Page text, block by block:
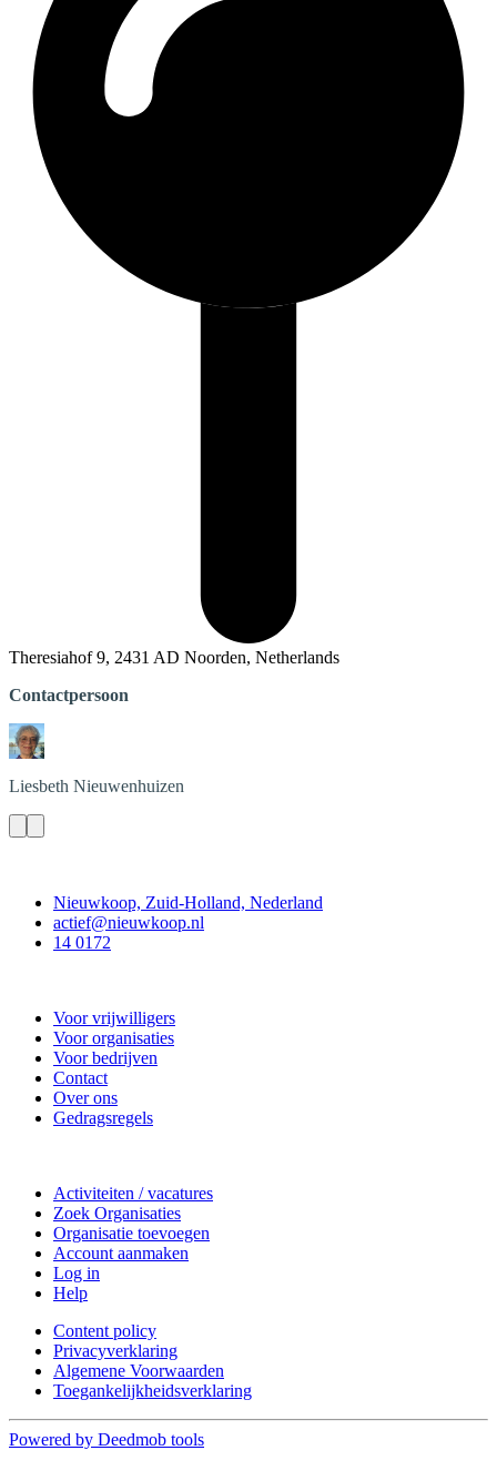
Theresiahof 9, 2431 AD Noorden, Netherlands
Contactpersoon
Liesbeth Nieuwenhuizen
Nieuwkoop, Zuid-Holland, Nederland
actief@nieuwkoop.nl
14 0172
Voor vrijwilligers
Voor organisaties
Voor bedrijven
Contact
Over ons
Gedragsregels
Activiteiten / vacatures
Zoek Organisaties
Organisatie toevoegen
Account aanmaken
Log in
Help
Content policy
Privacyverklaring
Algemene Voorwaarden
Toegankelijkheidsverklaring
Powered by Deedmob tools